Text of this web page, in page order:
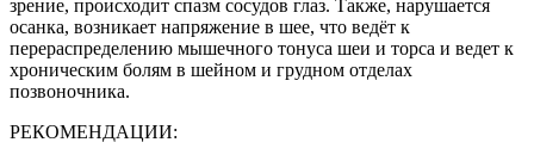
зрение, происходит спазм сосудов глаз. Также, нарушается
осанка, возникает напряжение в шее, что ведёт к
перераспределению мышечного тонуса шеи и торса и ведет к
хроническим болям в шейном и грудном отделах
позвоночника.
РЕКОМЕНДАЦИИ: